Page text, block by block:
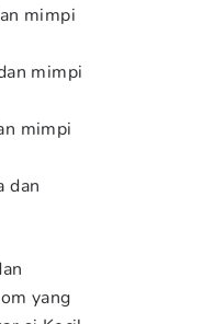
mimpi
mimpi
mimpi
dan
yang